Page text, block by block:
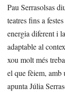
Pau Serrasolsas
teatres fins a
energia diferent i
adaptable al
xou molt més
el que fèiem, amb
apunta Júlia